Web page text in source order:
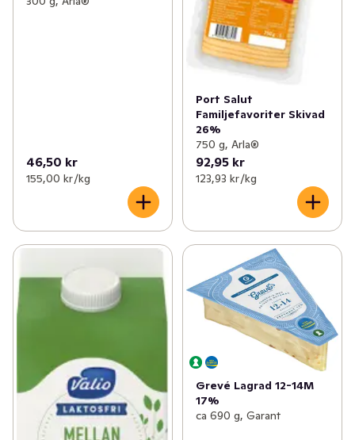
46,50 kr
155,00 kr /kg
Port Salut
Familjefavoriter Skivad
26%
750 g, Arla®
92,95 kr
123,93 kr /kg
Grevé Lagrad 12-14M
17%
ca 690 g, Garant